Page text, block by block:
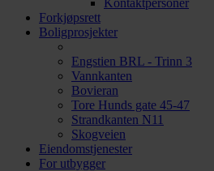
Kontaktpersoner
Forkjøpsrett
Boligprosjekter
Engstien BRL - Trinn 3
Vannkanten
Bovieran
Tore Hunds gate 45-47
Strandkanten N11
Skogveien
Eiendomstjenester
For utbygger